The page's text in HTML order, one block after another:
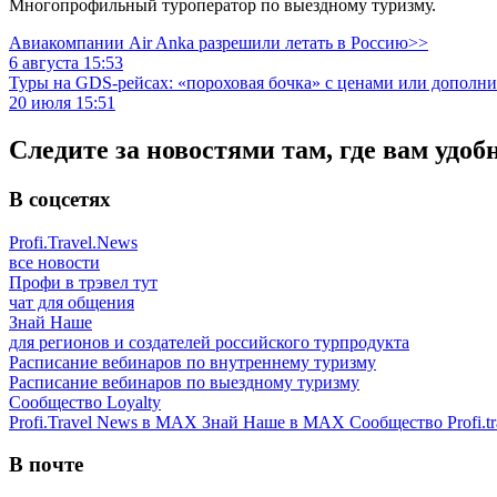
Многопрофильный туроператор по выездному туризму.
Авиакомпании Air Anka разрешили летать в Россию>>
6 августа 15:53
Туры на GDS-рейсах: «пороховая бочка» с ценами или
20 июля 15:51
Следите за новостями там, где вам
В соцсетях
Profi.Travel.News
все новости
Профи в трэвел тут
чат для общения
Знай Наше
для регионов и создателей российского турпродукта
Расписание вебинаров по внутреннему туризму
Расписание вебинаров по выездному туризму
Сообщество Loyalty
Profi.Travel News в MAX Знай Наше в MAX Сообщество
В почте